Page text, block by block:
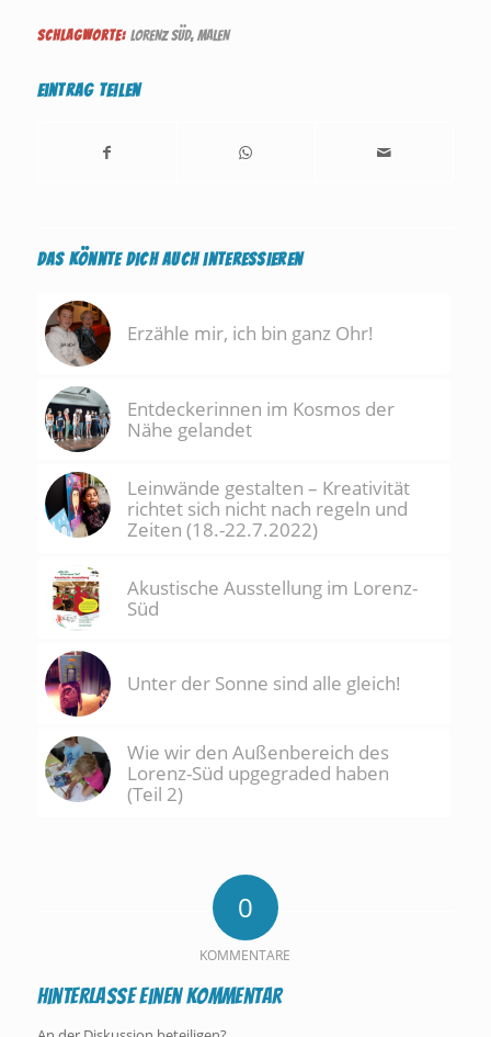
SCHLAGWORTE: LORENZ SÜD, MALEN
Eintrag teilen
Das könnte Dich auch interessieren
Erzähle mir, ich bin ganz Ohr!
Entdeckerinnen im Kosmos der
Nähe gelandet
Leinwände gestalten – Kreativität
richtet sich nicht nach regeln und
Zeiten (18.-22.7.2022)
Akustische Ausstellung im Lorenz-
Süd
Unter der Sonne sind alle gleich!
Wie wir den Außenbereich des
Lorenz-Süd upgegraded haben
(Teil 2)
0
KOMMENTARE
Hinterlasse einen Kommentar